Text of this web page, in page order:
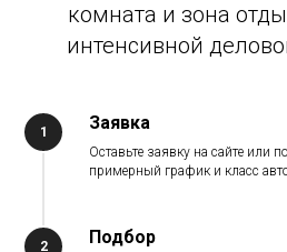
комната и зона
интенсивной
Заявка
Оставьте заявку на сайте или
примерный график и класс
Подбор